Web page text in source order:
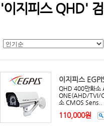
'이지피스 QHD'
이지피스
QHD 400만화소
ONE(AHD/TVI/
소 CMOS Sens..
110,000원